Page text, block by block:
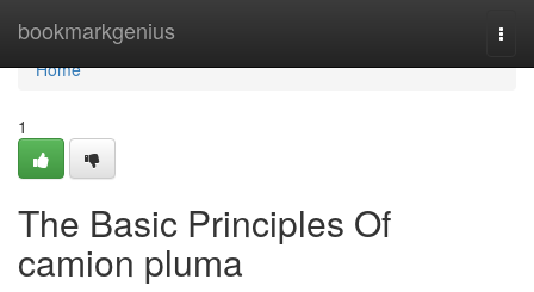
bookmarkgenius
Home
Home
1
The Basic Principles Of
camion pluma